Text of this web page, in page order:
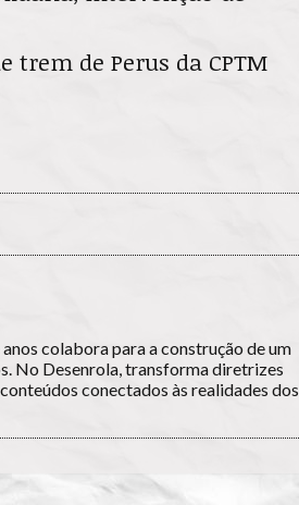
trem de Perus da CPTM
colabora para a construção de um
No Desenrola, transforma diretrizes
conectados às realidades dos